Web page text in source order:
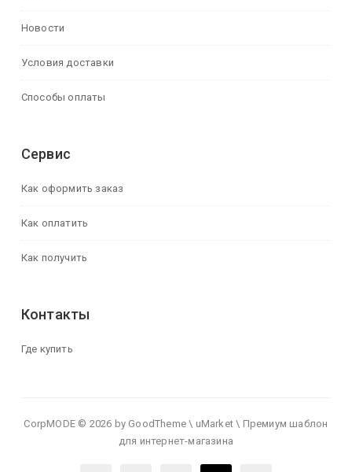
Новости
Условия доставки
Способы оплаты
Сервис
Как оформить заказ
Как оплатить
Как получить
Контакты
Где купить
CorpMODE © 2026 by GoodTheme \ uMarket \ Премиум шаблон
для интернет-магазина